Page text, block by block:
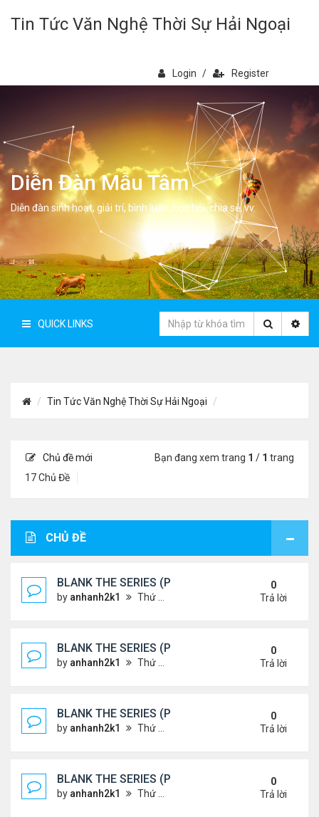
Tin Tức Văn Nghệ Thời Sự Hải Ngoại
Login / Register
Diễn Đàn Mẫu Tâm
Diễn đàn sinh hoạt, giải trí, bình luân, học hỏi, chia sẻ, vv.
QUICK LINKS
Tin Tức Văn Nghệ Thời Sự Hải Ngoại
Chủ đề mới
17 Chủ Đề
Bạn đang xem trang 1 / 1 trang
CHỦ ĐỀ
BLANK THE SERIES (PHẦN 2)
by anhanh2k1 Thứ 4 Tháng 5 29, 2024 3:16 am
0
Trả lời
BLANK THE SERIES (PHẦN 2)
by anhanh2k1 Thứ 7 Tháng 5 25, 2024 1:51 am
0
Trả lời
BLANK THE SERIES (PHẦN 2)
by anhanh2k1 Thứ 6 Tháng 5 24, 2024 1:54 am
0
Trả lời
BLANK THE SERIES (PHẦN 2)
by anhanh2k1 Thứ 6 Tháng 5 24, 2024 1:53 am
0
Trả lời